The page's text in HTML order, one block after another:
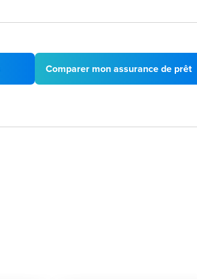
Comparer mon assurance de prêt